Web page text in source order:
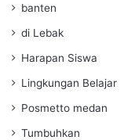
banten
di Lebak
Harapan Siswa
Lingkungan Belajar
Posmetto medan
Tumbuhkan